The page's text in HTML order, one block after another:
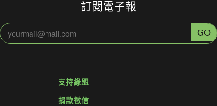
訂閱電子報
支持綠盟
捐款徵信